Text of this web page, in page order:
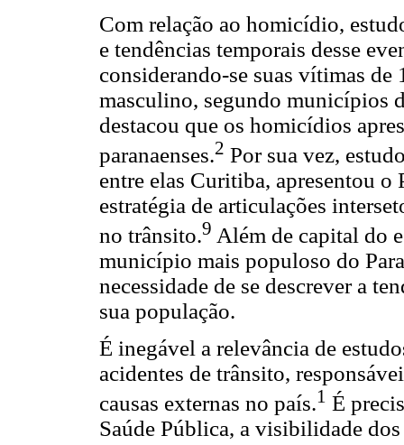
Com relação ao homicídio,
e tendências temporais desse
considerando-se suas vítimas de
masculino, segundo municípios
destacou que os homicídios
paranaenses.2 Por sua vez,
entre elas Curitiba, apresentou
estratégia de articulações
no trânsito.9 Além de capital do
município mais populoso do
necessidade de se descrever a
sua população.
É inegável a relevância de
acidentes de trânsito,
causas externas no país.1 É
Saúde Pública, a visibilidade